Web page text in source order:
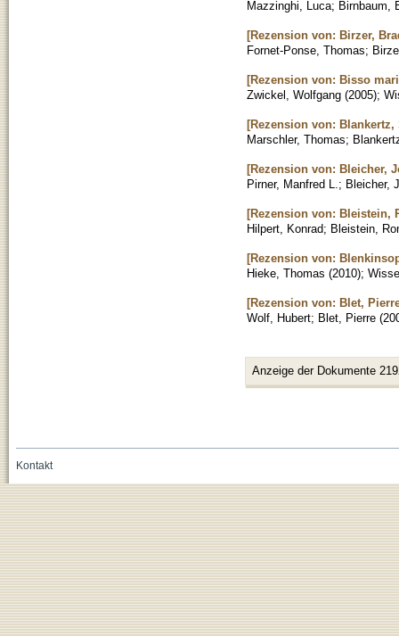
Mazzinghi, Luca; Birnbaum,
[Rezension von: Birzer,
Fornet-Ponse, Thomas;
[Rezension von: Bisso
Zwickel, Wolfgang (2005);
[Rezension von:
Marschler, Thomas;
[Rezension von: Bleicher,
Pirner, Manfred L. ; Bleicher,
[Rezension von: Bleistein,
Hilpert, Konrad; Bleistein,
[Rezension von:
Hieke, Thomas (2010);
[Rezension von: Blet,
Wolf, Hubert; Blet, Pierre (
Anzeige der Dokumente
Kontakt